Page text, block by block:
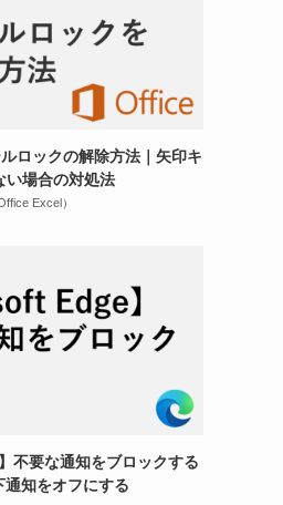
ロックの解除方法｜矢印キ
い場合の対処法
Excel）
不要な通知をブロックする
知をオフにする